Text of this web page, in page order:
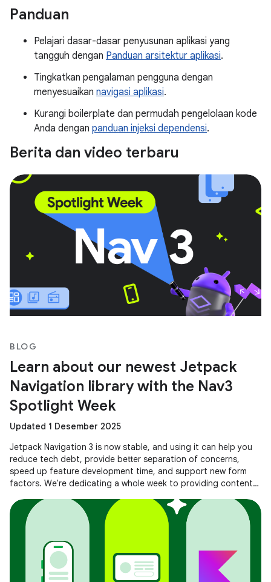
Panduan
Pelajari dasar-dasar penyusunan aplikasi yang
tangguh dengan Panduan arsitektur aplikasi.
Tingkatkan pengalaman pengguna dengan
menyesuaikan navigasi aplikasi.
Kurangi boilerplate dan permudah pengelolaan kode
Anda dengan panduan injeksi dependensi.
Berita dan video terbaru
BLOG
Learn about our newest Jetpack
Navigation library with the Nav3
Spotlight Week
Updated 1 Desember 2025
Jetpack Navigation 3 is now stable, and using it can help you
reduce tech debt, provide better separation of concerns,
speed up feature development time, and support new form
factors. We're dedicating a whole week to providing content